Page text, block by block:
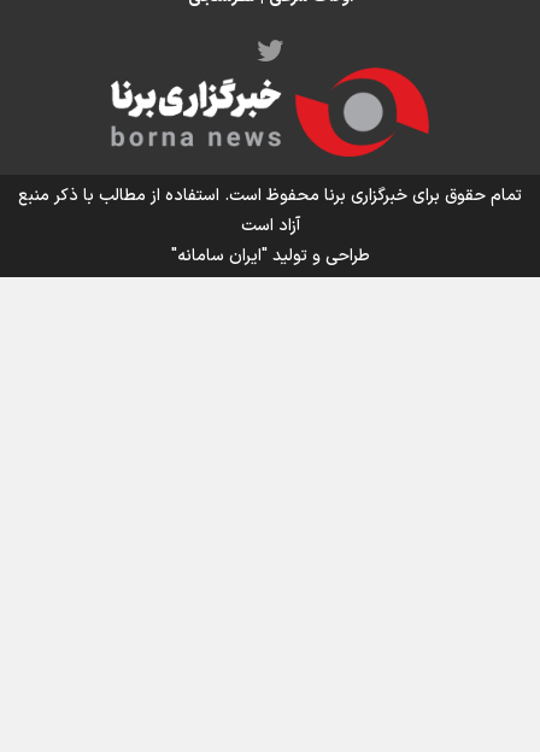
اینفو برنا/ میزان مالیات بر ارزش افزوده چقدر است؟
تمام حقوق برای خبرگزاری برنا محفوظ است. استفاده از مطالب با ذکر منبع
آزاد است
طراحی و تولید"ایران سامانه"